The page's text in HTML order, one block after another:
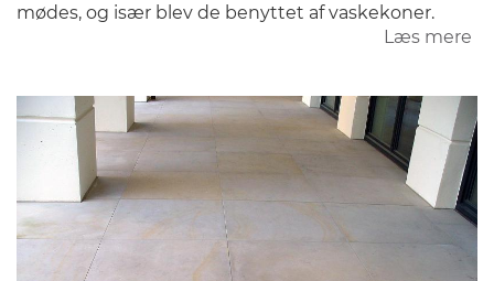
mødes, og især blev de benyttet af vaskekoner.
Læs mere